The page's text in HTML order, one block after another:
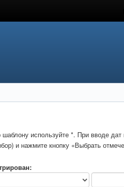
используйте *. При вводе
и нажмите кнопку «Выбрать